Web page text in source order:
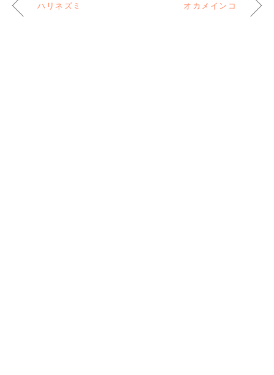
ハリネズミ オカメインコ